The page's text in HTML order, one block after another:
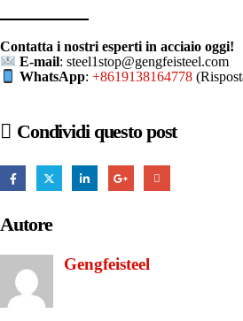
Contatta i nostri esperti in acciaio oggi!
E-mail:steel1stop@gengfeisteel.com
WhatsApp:+8619138164778
Condividi questo post
Autore
Gengfeisteel